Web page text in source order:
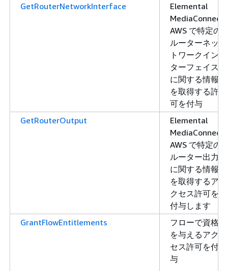
GetRouterNetworkInterface
Elemental
MediaConnect
AWS で特定の
ルーターネッ
トワークイン
ターフェイス
に関する情報
を取得する許
可を付与
GetRouterOutput
Elemental
MediaConnect
AWS で特定の
ルーター出力
に関する情報
を取得するア
クセス許可を
付与します
GrantFlowEntitlements
フローで資格
を与えるアク
セス許可を付
与